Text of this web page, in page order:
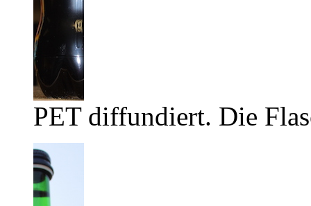
PET diffundiert. Die